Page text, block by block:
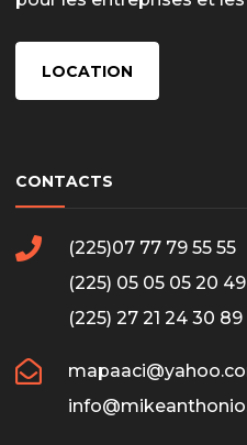
LOCATION
CONTACTS
(225)07 77 79 55 55
(225) 05 05 05 20 49
(225) 27 21 24 30 89